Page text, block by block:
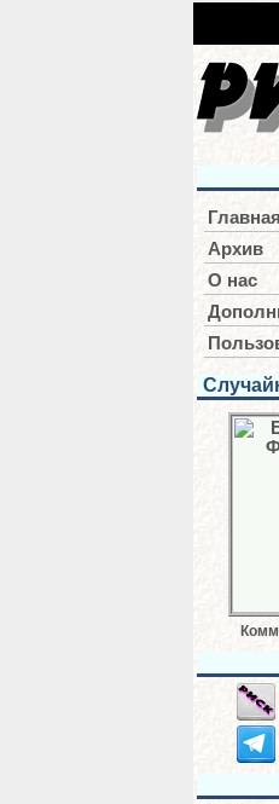
Главная
Архив
О нас